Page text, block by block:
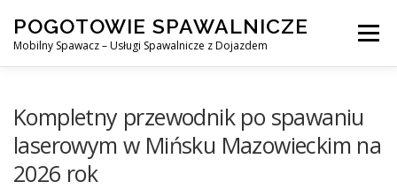
content
POGOTOWIE SPAWALNICZE
Mobilny Spawacz – Usługi Spawalnicze z Dojazdem
Menu
SPAWANIE MIG/MAG (GMAW)
Kompletny przewodnik po spawaniu
laserowym w Mińsku Mazowieckim na
2026 rok